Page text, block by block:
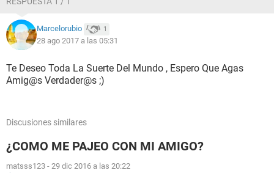
Marcelorubio 1
28 ago 2017 a las 05:31
Te Deseo Toda La Suerte Del Mundo , Espero Que Agas
Amig@s Verdader@s ;)
Discusiones similares
¿COMO ME PAJEO CON MI AMIGO?
matsss123 - 29 dic 2016 a las 20:22